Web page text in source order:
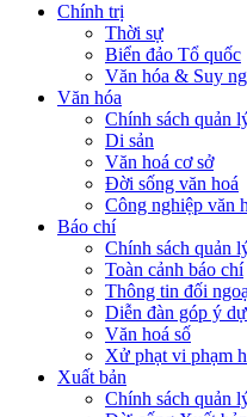
Chính trị
Thời sự
Biển đảo Tổ quốc
Văn hóa & Suy
Văn hóa
Chính sách quản
Di sản
Văn hoá cơ sở
Đời sống văn hoá
Công nghiệp văn
Báo chí
Chính sách quản
Toàn cảnh báo chí
Thông tin đối
Diễn đàn góp ý
Văn hoá số
Xử phạt vi phạm
Xuất bản
Chính sách quản